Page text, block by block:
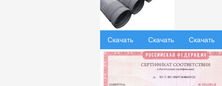
Скачать Скачать Скачать